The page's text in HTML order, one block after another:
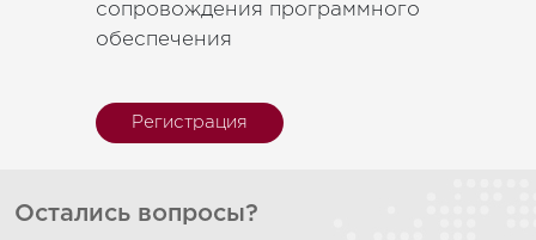
сопровождения программного
обеспечения
Регистрация
Остались вопросы?